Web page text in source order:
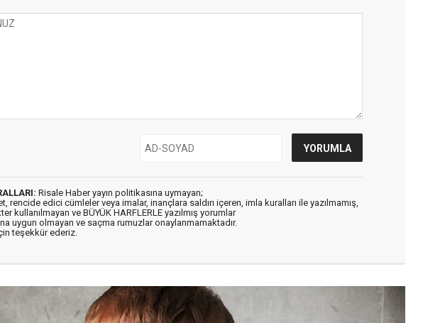
Risale Haber yayın politikasına uymayan;
rencide edici cümleler veya imalar, inançlara saldırı içeren, imla kuralları ile yazılmamış,
kullanılmayan ve BÜYÜK HARFLERLE yazılmış yorumlar
uygun olmayan ve saçma rumuzlar onaylanmamaktadır.
teşekkür ederiz.